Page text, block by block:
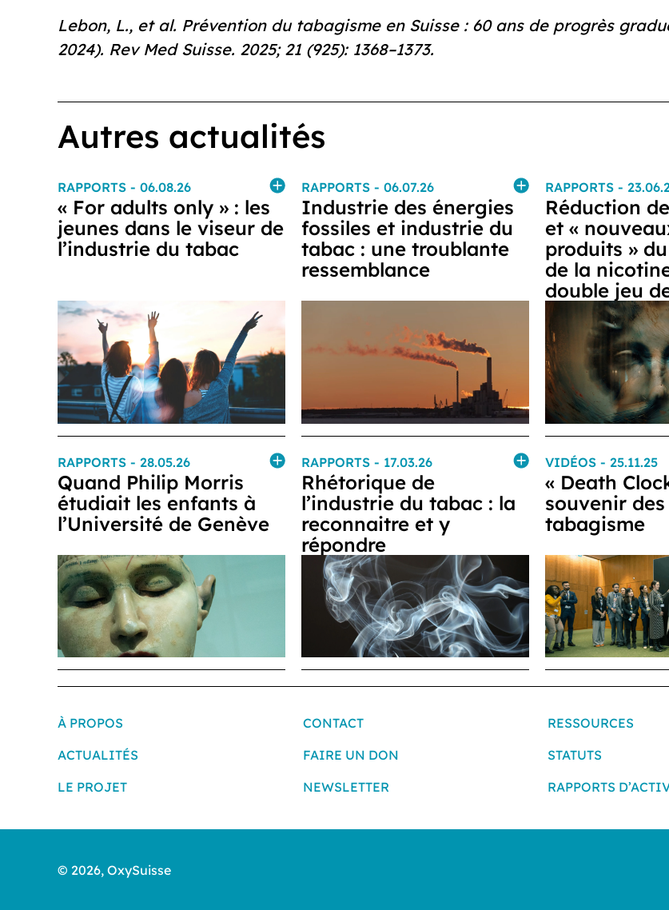
Lebon, L., et al. Prévention du tabagisme en Suisse : 60 ans de progrès
2024). Rev Med Suisse. 2025; 21 (925): 1368–1373.
Autres actualités
RAPPORTS - 06.08.26
« For adults only » : les
jeunes dans le viseur de
l’industrie du tabac
RAPPORTS - 06.07.26
Industrie des énergies
fossiles et industrie du
tabac : une troublante
ressemblance
RAPPORTS -
Réduction
et «
produits »
de la
double jeu
RAPPORTS - 28.05.26
Quand Philip Morris
étudiait les enfants à
l’Université de Genève
RAPPORTS - 17.03.26
Rhétorique de
l’industrie du tabac : la
reconnaitre et y
répondre
VIDÉOS - 25.11.25
« Death
souvenir
tabagisme
À PROPOS
ACTUALITÉS
LE PROJET
CONTACT
FAIRE UN DON
NEWSLETTER
RESSOURCES
STATUTS
RAPPORTS
© 2026, OxySuisse